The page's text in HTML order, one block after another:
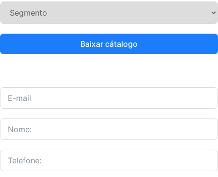
Baixar cátalogo